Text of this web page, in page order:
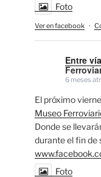
Foto
Ver en facebook ·
Entre
6 meses
El próximo
Museo
Donde se
durante el fin de
Foto